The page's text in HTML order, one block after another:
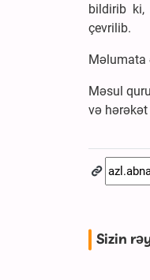
bildirib ki,
çevrilib.
Məlumata
Məsul
və hərəkət
Sizin